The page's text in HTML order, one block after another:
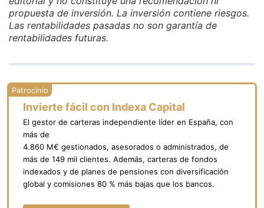
propuesta de inversión. La inversión contiene riesgos.
Las rentabilidades pasadas no son garantía de
rentabilidades futuras.
Invierte fácil con Indexa Capital
El gestor de carteras independiente líder en España, con
más de
4.860 M€ gestionados, asesorados o administrados, de
más de 149 mil clientes. Además, carteras de fondos
indexados y de planes de pensiones con diversificación
global y comisiones 80 % más bajas que los bancos.